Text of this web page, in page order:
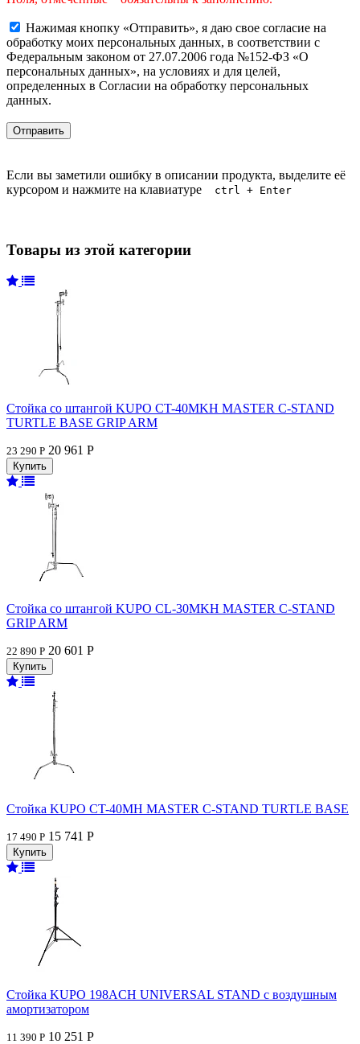
Нажимая кнопку «Отправить», я даю свое согласие на
обработку моих персональных данных, в соответствии с
Федеральным законом от 27.07.2006 года №152-ФЗ «О
персональных данных», на условиях и для целей,
определенных в Согласии на обработку персональных
данных.
Если вы заметили ошибку в описании продукта, выделите её
курсором и нажмите на клавиатуре
ctrl + Enter
Товары из этой категории
Стойка со штангой KUPO CT-40MKH MASTER C-STAND
TURTLE BASE GRIP ARM
23 290 Р 20 961 Р
Стойка со штангой KUPO CL-30MKH MASTER C-STAND
GRIP ARM
22 890 Р 20 601 Р
Стойка KUPO CT-40MH MASTER C-STAND TURTLE BASE
17 490 Р 15 741 Р
Стойка KUPO 198ACH UNIVERSAL STAND с воздушным
амортизатором
11 390 Р 10 251 Р